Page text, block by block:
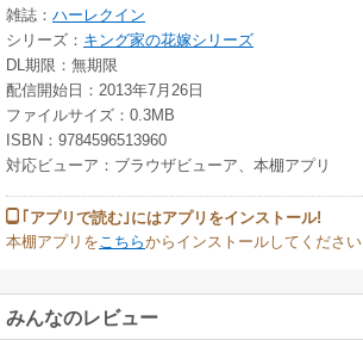
雑誌： ハーレクイン
シリーズ： キング家の花嫁シリーズ
DL期限：無期限
配信開始日：2013年7月26日
ファイルサイズ：0.3MB
ISBN：9784596513960
対応ビューア：ブラウザビューア、本棚アプリ
｢アプリで読む｣にはアプリをインストール!
本棚アプリを こちらからインストールしてください
みんなのレビュー